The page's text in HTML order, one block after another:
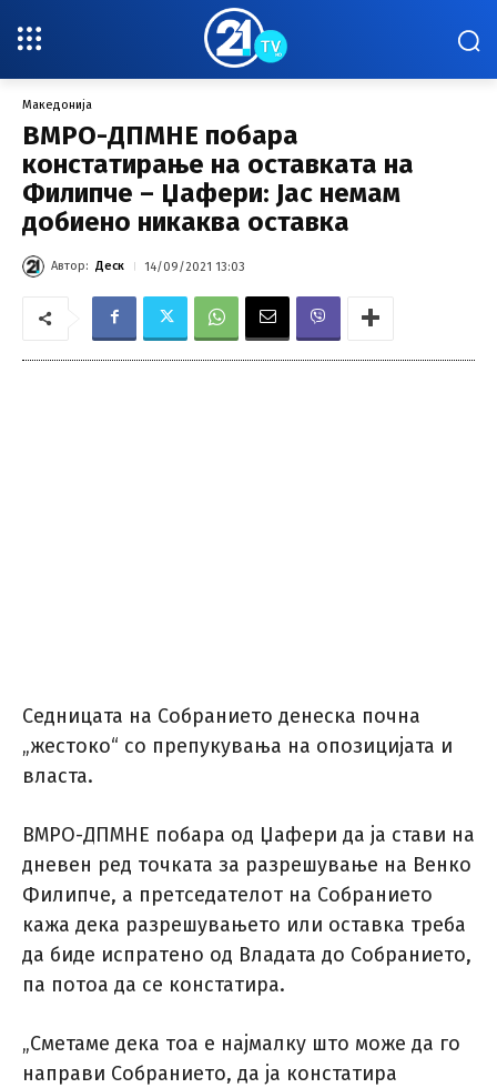
Македонија
ВМРО-ДПМНЕ побара
констатирање на оставката на
Филипче – Џафери: Јас немам
добиено никаква оставка
Автор: Деск 14/09/2021 13:03
Седницата на Собранието денеска почна
„жестоко“ со препукувања на опозицијата и
власта.
ВМРО-ДПМНЕ побара од Џафери да ја стави на
дневен ред точката за разрешување на Венко
Филипче, а претседателот на Собранието
кажа дека разрешувањето или оставка треба
да биде испратено од Владата до Собранието,
па потоа да се констатира.
„Сметаме дека тоа е најмалку што може да го
направи Собранието, да ја констатира